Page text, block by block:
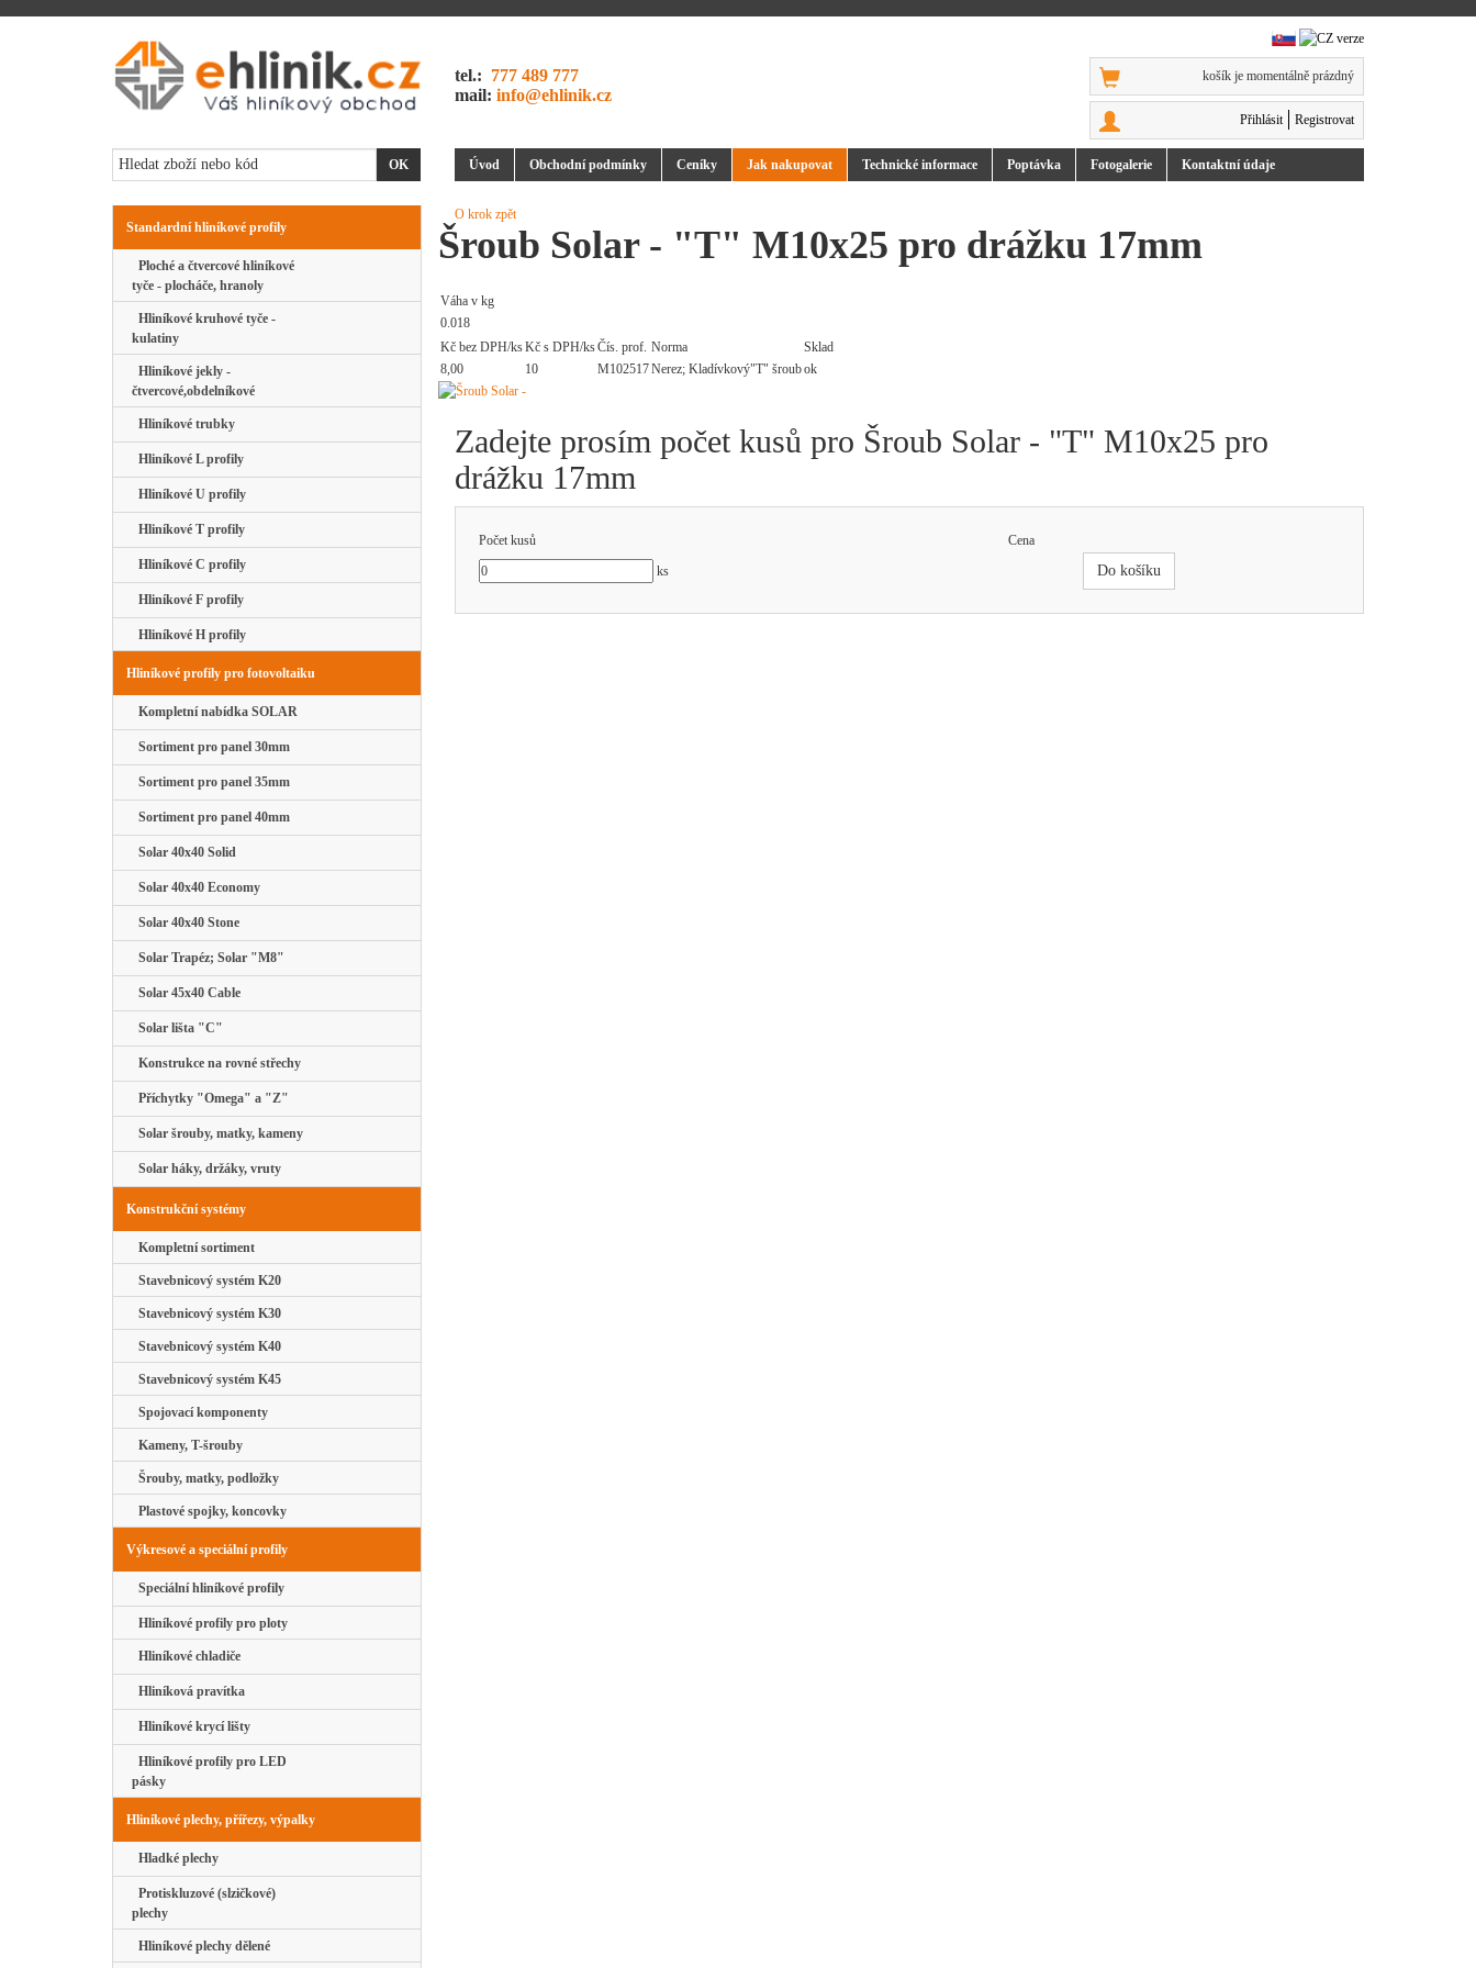
tel.: 777 489 777
mail: info@ehlinik.cz
košík je momentálně prázdný
Přihlásit Registrovat
Úvod Obchodní podmínky Ceníky Jak nakupovat Technické informace Poptávka Fotogalerie Kontaktní údaje
Standardní hliníkové profily
Ploché a čtvercové hliníkové
tyče - plocháče, hranoly
Hliníkové kruhové tyče -
kulatiny
Hliníkové jekly -
čtvercové,obdelníkové
Hliníkové trubky
Hliníkové L profily
Hliníkové U profily
Hliníkové T profily
Hliníkové C profily
Hliníkové F profily
Hliníkové H profily
Hliníkové profily pro fotovoltaiku
Kompletní nabídka SOLAR
Sortiment pro panel 30mm
Sortiment pro panel 35mm
Sortiment pro panel 40mm
Solar 40x40 Solid
Solar 40x40 Economy
Solar 40x40 Stone
Solar Trapéz; Solar "M8"
Solar 45x40 Cable
Solar lišta "C"
Konstrukce na rovné střechy
Příchytky "Omega" a "Z"
Solar šrouby, matky, kameny
Solar háky, držáky, vruty
Konstrukční systémy
Kompletní sortiment
Stavebnicový systém K20
Stavebnicový systém K30
Stavebnicový systém K40
Stavebnicový systém K45
Spojovací komponenty
Kameny, T-šrouby
Šrouby, matky, podložky
Plastové spojky, koncovky
Výkresové a speciální profily
Speciální hliníkové profily
Hliníkové profily pro ploty
Hliníkové chladiče
Hliníková pravítka
Hliníkové krycí lišty
Hliníkové profily pro LED
pásky
Hliníkové plechy, přířezy, výpalky
Hladké plechy
Protiskluzové (slzičkové)
plechy
Hliníkové plechy dělené
O krok zpět
Šroub Solar - "T" M10x25 pro drážku 17mm
Váha v kg
0.018
Kč bez DPH/ksKč s DPH/ksČís. prof. Norma
Sklad
8,00
10 M102517Nerez; Kladívkový"T" šroubok
Zadejte prosím počet kusů pro Šroub Solar - "T" M10x25 pro
drážku 17mm
Počet kusů
Cena
ks
Do košíku